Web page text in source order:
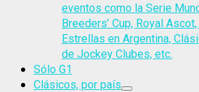
eventos como la Serie
Breeders’ Cup, Royal
Estrellas en Argentina,
de Jockey Clubes, etc.
Sólo G1
Clásicos, por país